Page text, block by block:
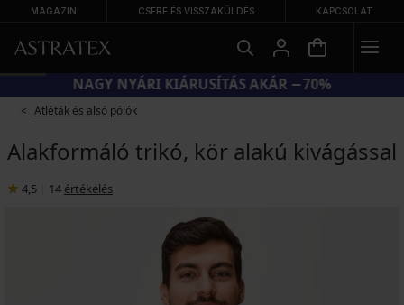
MAGAZIN CSERE ÉS VISSZAKÜLDÉS KAPCSOLAT
NAGY NYÁRI KIÁRUSÍTÁS AKÁR −70%
Atléták és alsó pólók
Alakformáló trikó, kör alakú kivágással
4,5 14 értékelés